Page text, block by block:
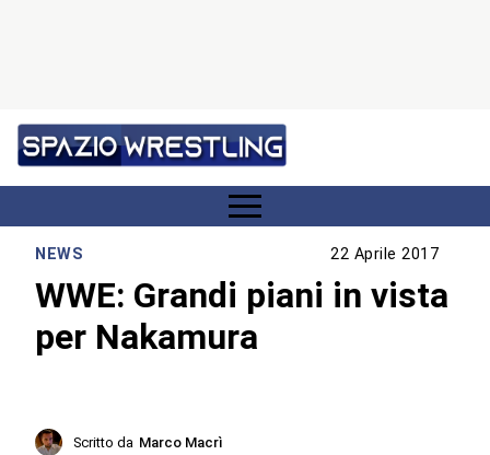
NEWS 22 Aprile 2017
WWE: Grandi piani in vista
per Nakamura
Scritto da Marco Macrì